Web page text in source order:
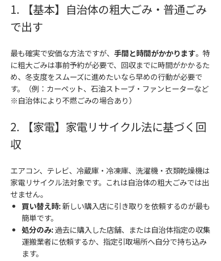
1. 【基本】自治体の粗大ごみ・普通ごみ
で出す
最も確実で安価な方法ですが、 手間と時間がかかります。特
に粗大ごみは事前予約が必要で、回収までに時間がかかるた
め、冬支度をスムーズに進めたいなら早めの行動が必要で
す。（例：カーペット、石油ストーブ・ファンヒーターなど
※自治体により不燃ごみの場合あり）
2. 【家電】家電リサイクル法に基づく回
収
エアコン、テレビ、冷蔵庫・冷凍庫、洗濯機・衣類乾燥機は
家電リサイクル法対象です。これは自治体の粗大ごみでは出
せません。
買い替え時:新しい購入店に引き取りを依頼するのが最も
簡単です。
処分のみ:過去に購入した店舗、または自治体指定の収集
運搬業者に依頼するか、指定引取場所へ自分で持ち込み
ます。